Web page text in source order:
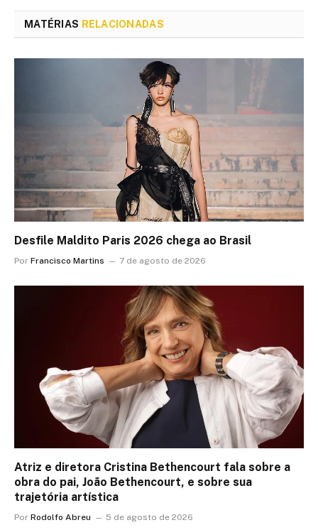
MATÉRIAS RELACIONADAS
Desfile Maldito Paris 2026 chega ao Brasil
Por Francisco Martins 7 de agosto de 2026
Atriz e diretora Cristina Bethencourt fala sobre a
obra do pai, João Bethencourt, e sobre sua
trajetória artística
Por Rodolfo Abreu 5 de agosto de 2026